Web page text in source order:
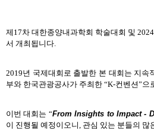
제 17차 대한종양내과학회 학술대회 및 2024
서 개최됩니다.
2019년 국제대회로 출발한 본 대회는 지
부와 한국관광공사가 주최한 “K-컨벤션”으
이번 대회는 “From Insights to Impact -
이 진행될 예정이오니, 관심 있는 분들의 많